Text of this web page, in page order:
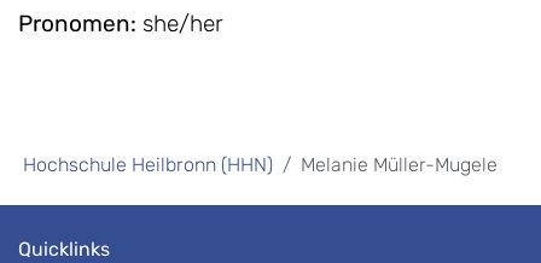
Pronomen: she/her
Hochschule Heilbronn (HHN) Melanie Müller-Mugele
Quicklinks